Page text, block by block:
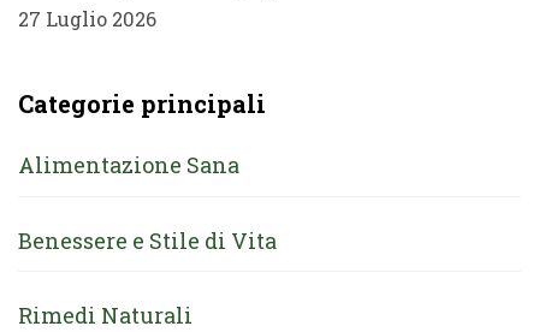
27 Luglio 2026
Categorie principali
Alimentazione Sana
Benessere e Stile di Vita
Rimedi Naturali